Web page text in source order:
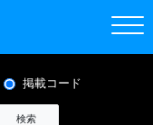
掲載コード